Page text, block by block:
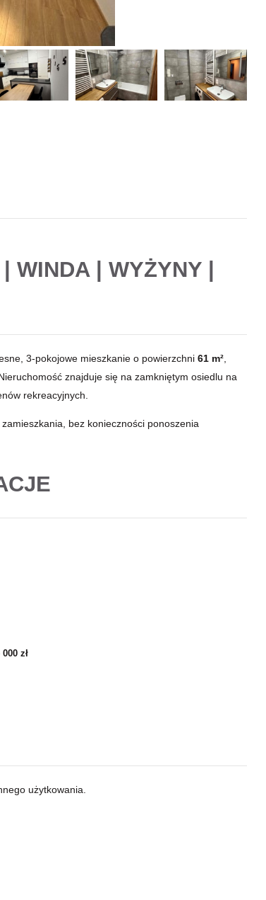
WINDA | WYŻYNY |
3-pokojowe mieszkanie o powierzchni 61 m²
znajduje się na zamkniętym osiedlu na
rekreacyjnych.
bez konieczności ponoszenia
000 zł
użytkowania.